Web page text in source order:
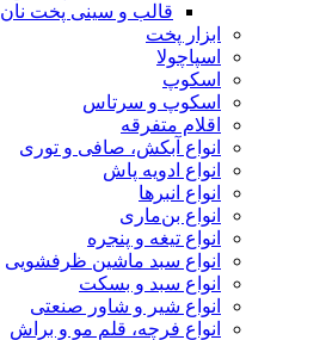
قالب و سینی پخت نان
ابزار پخت
اسپاچولا
اسکوپ
اسکوپ و سرتاس
اقلام متفرقه
انواع آبکش، صافی و توری
انواع ادویه پاش
انواع انبرها
انواع بن‌ماری
انواع تیغه و پنجره
انواع سبد ماشین ظرفشویی
انواع سبد و بسکت
انواع شیر و شاور صنعتی
انواع فرچه، قلم مو و براش